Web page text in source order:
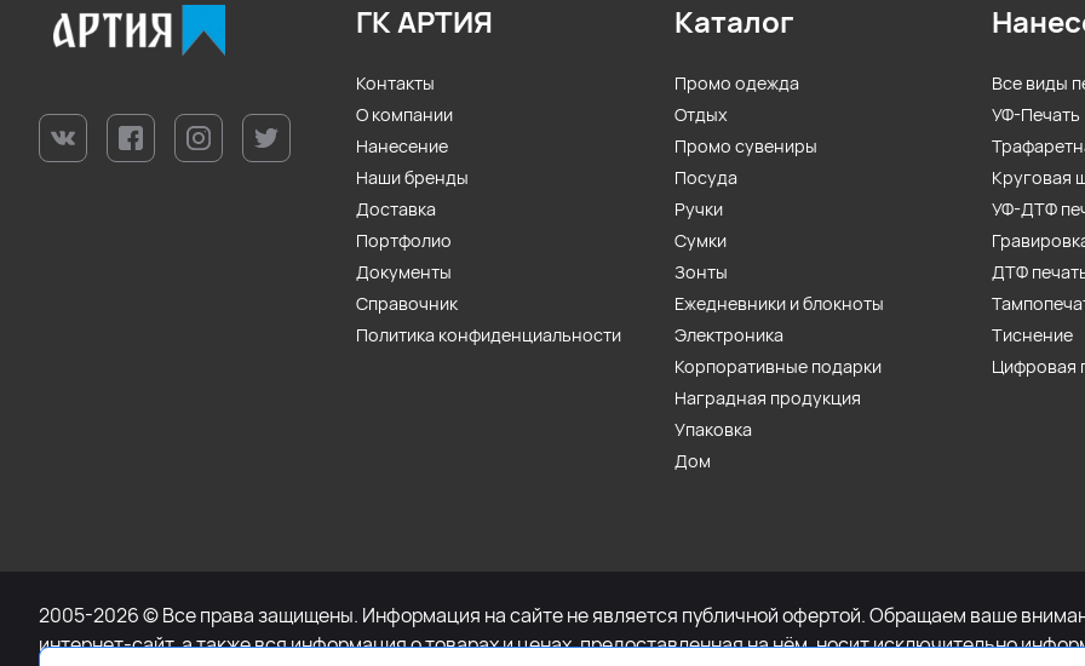
ГК АРТИЯ
Контакты
О компании
Нанесение
Наши бренды
Доставка
Портфолио
Документы
Справочник
Политика конфиденциальности
Каталог
Промо одежда
Отдых
Промо сувениры
Посуда
Ручки
Сумки
Зонты
Ежедневники и блокноты
Электроника
Корпоративные подарки
Наградная продукция
Упаковка
Дом
Все виды
УФ-Печать
Круговая
УФ-ДТФ
ДТФ
Тиснение
Цифровая
2005-2026 © Все права защищены. Информация на сайте не является публичной офертой. Обращаем ваше
интернет-сайт, а также вся информация о товарах и ценах, предоставленная на нём, носит исключительно